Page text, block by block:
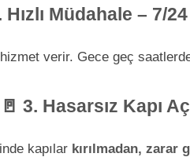
Müdahale – 7/
verir. Gece geç
🚪 3. Hasarsız Kapı
kapılar kırılmadan, zarar